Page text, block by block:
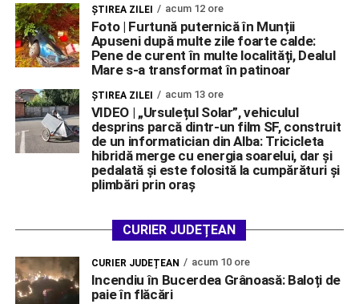
ŞTIREA ZILEI acum 12 ore
Foto | Furtună puternică în Munții
Apuseni după multe zile foarte calde:
Pene de curent în multe localități, Dealul
Mare s-a transformat în patinoar
ŞTIREA ZILEI acum 13 ore
VIDEO | „Ursulețul Solar”, vehiculul
desprins parcă dintr-un film SF, construit
de un informatician din Alba: Tricicleta
hibridă merge cu energia soarelui, dar și
pedalată și este folosită la cumpărături și
plimbări prin oraș
CURIER JUDEȚEAN
CURIER JUDEȚEAN acum 10 ore
Incendiu în Bucerdea Grânoasă: Baloți de
paie în flăcări